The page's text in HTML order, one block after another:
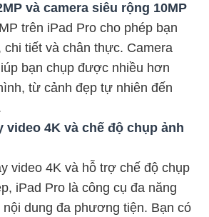
và camera siêu rộng 10MP
trên iPad Pro cho phép bạn
chi tiết và chân thực. Camera
bạn chụp được nhiều hơn
từ cảnh đẹp tự nhiên đến
video 4K và chế độ chụp ảnh
video 4K và hỗ trợ chế độ chụp
iPad Pro là công cụ đa năng
dung đa phương tiện. Bạn có